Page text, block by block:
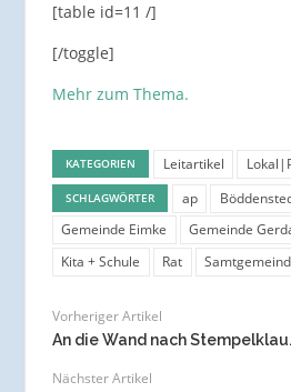
[table id=11 /]
[/toggle]
Mehr zum Thema.
KATEGORIEN Leitartikel
SCHLAGWÖRTER ap
Gemeinde Eimke
Gemeinde
Kita + Schule
Rat
Vorheriger Artikel
An die Wand nach
Nächster Artikel